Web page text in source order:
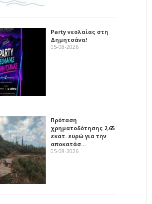
Party νεολαίας στη
Δημητσάνα!
05-08-2026
Πρόταση
χρηματοδότησης 2,65
εκατ. ευρώ για την
αποκατάσ…
05-08-2026